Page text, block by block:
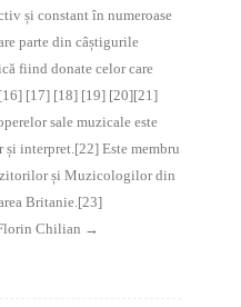
și constant în numeroase
parte din câștigurile
fiind donate celor care
[17] [18] [19] [20][21]
sale muzicale este
interpret.[22] Este membru
și Muzicologilor din
Britanie.[23]
Chilian →